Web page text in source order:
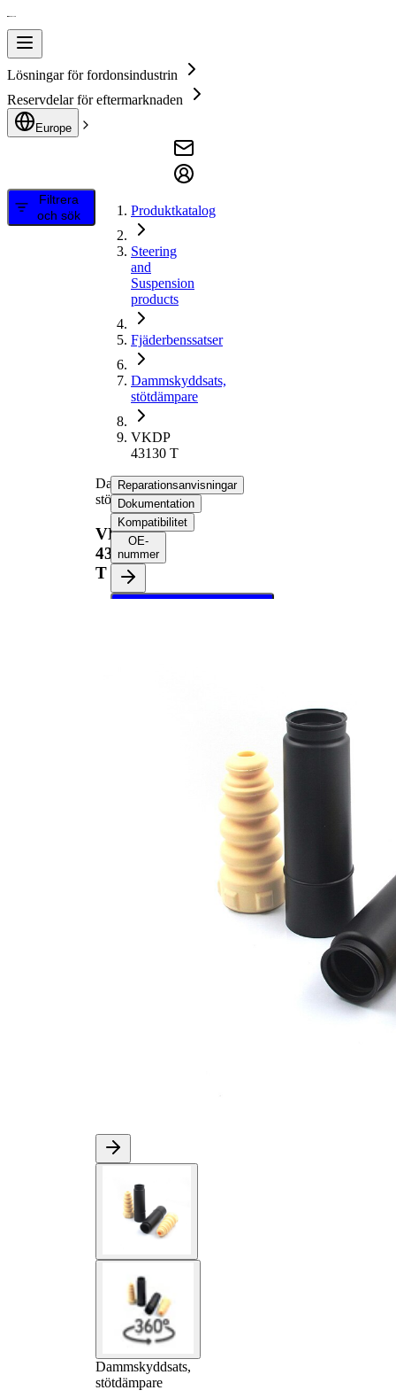
Lösningar för fordonsindustrin
Reservdelar för eftermarknaden
Europe
Filtrera
och sök
Produktkatalog
Steering
and
Suspension
products
Fjäderbenssatser
Dammskyddsats,
stötdämpare
VKDP
43130 T
Dammskyddsats,
stötdämpare
VKDP
43130
T
Dammskyddsats,
stötdämpare
Reparationsanvisningar
Dokumentation
Kompatibilitet
OE-
nummer
Välj ditt fordon för att